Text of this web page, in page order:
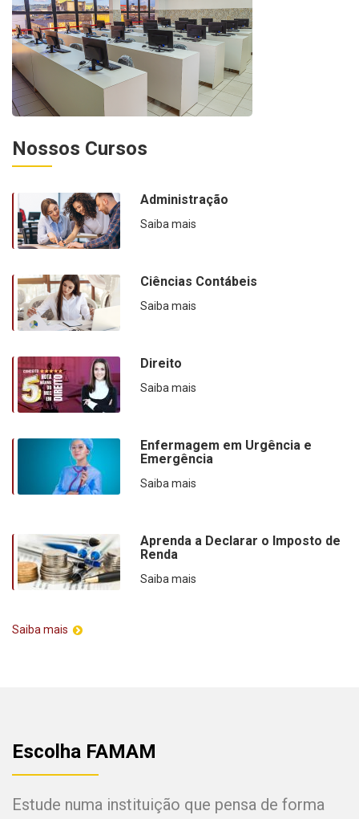
Nossos Cursos
Administração
Saiba mais
Ciências Contábeis
Saiba mais
Direito
Saiba mais
Enfermagem em Urgência e
Emergência
Saiba mais
Aprenda a Declarar o Imposto de
Renda
Saiba mais
Saiba mais
Escolha FAMAM
Estude numa instituição que pensa de forma